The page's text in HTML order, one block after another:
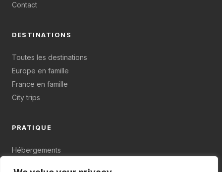
Contact
DESTINATIONS
Toutes les destinations
Europe en famille
France en famille
City trips
PRATIQUE
Hébergements